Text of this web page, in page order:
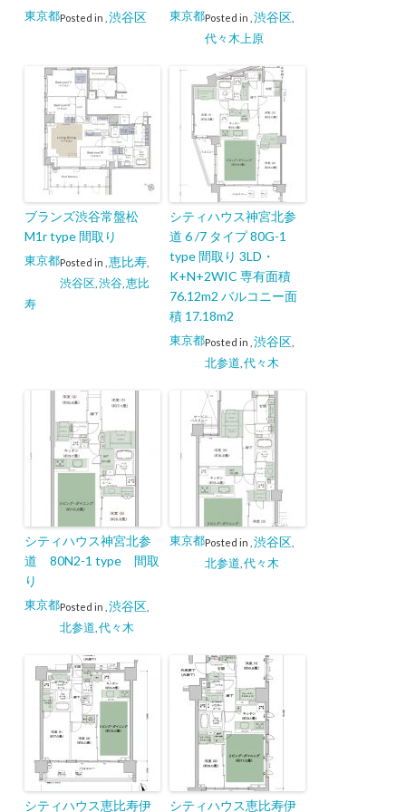
Posted in
東京都 渋谷区 Posted in
東京都 渋谷区
代々木上原
ブランズ渋谷常盤松
M1r type 間取り
Posted in
東京都 恵比寿,
渋谷区, 渋谷, 恵比
寿
シティハウス神宮北参
道 6 /7 タイプ 80G-1
type 間取り 3LD・
K+N+2WIC 専有面積
76.12m2 バルコニー面
積 17.18m2
Posted in
東京都 渋谷区
北参道 代々木
シティハウス神宮北参
道 80N2-1 type 間取
り
Posted in
東京都 渋谷区
北参道 代々木
Posted in
東京都 渋谷区
北参道 代々木
シティハウス恵比寿伊
シティハウス恵比寿伊